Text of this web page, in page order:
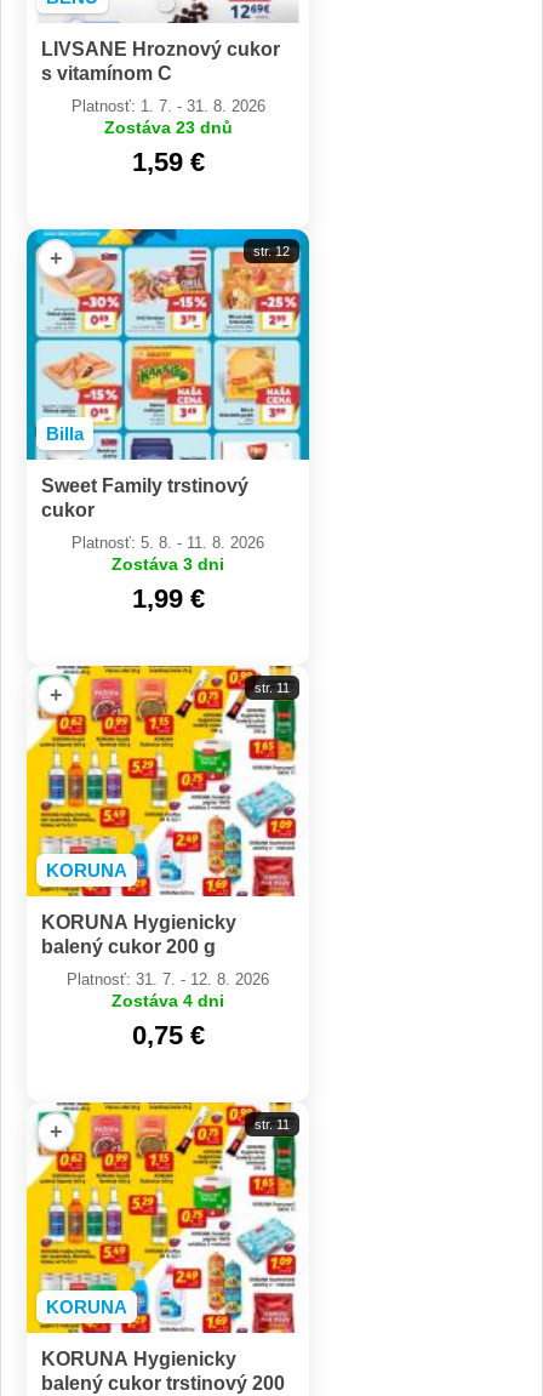
LIVSANE Hroznový cukor
s vitamínom C
Platnosť: 1. 7. - 31. 8. 2026
Zostáva 23 dnů
1,59 €
+
Billa
str. 12
Sweet Family trstinový
cukor
Platnosť: 5. 8. - 11. 8. 2026
Zostáva 3 dni
1,99 €
+
KORUNA
str. 11
KORUNA Hygienicky
balený cukor 200 g
Platnosť: 31. 7. - 12. 8. 2026
Zostáva 4 dni
0,75 €
+
KORUNA
str. 11
KORUNA Hygienicky
balený cukor trstinový 200